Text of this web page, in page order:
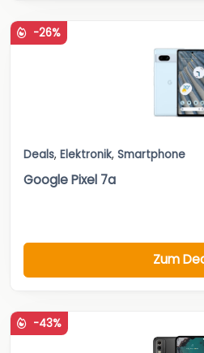
-26%
Deals, Elektronik, Smartphone
Google Pixel 7a
Zum
-43%